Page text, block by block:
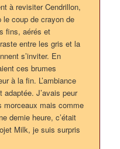
à revisiter Cendrillon,
le coup de crayon de
fins, aérés et
entre les gris et la
s’inviter. En
ces brumes
à la fin. L’ambiance
J’avais peur
morceaux mais comme
demie heure, c’était
Milk, je suis surpris